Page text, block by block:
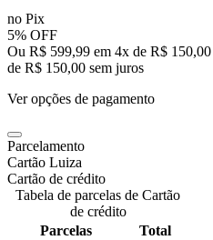
no Pix
5% OFF
Ou R$ 599,99 em 4x de R$
de R$ 150,00 sem juros
Ver opções de pagamento
Parcelamento
Cartão Luiza
Cartão de crédito
Tabela de parcelas de Cartão
de crédito
Parcelas
Total